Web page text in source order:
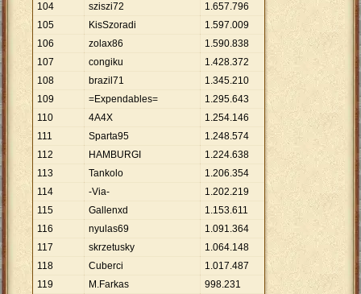
104
sziszi72 1.657.796
105
KisSzoradi 1.597.009
106
zolax86 1.590.838
107
congiku 1.428.372
108
brazil71 1.345.210
109
=Expendables= 1.295.643
110
4A4X 1.254.146
111
Sparta95 1.248.574
112
HAMBURGI 1.224.638
113
Tankolo 1.206.354
114
-Via- 1.202.219
115
Gallenxd 1.153.611
116
nyulas69 1.091.364
117
skrzetusky 1.064.148
118
Cuberci 1.017.487
119
M.Farkas 998.231